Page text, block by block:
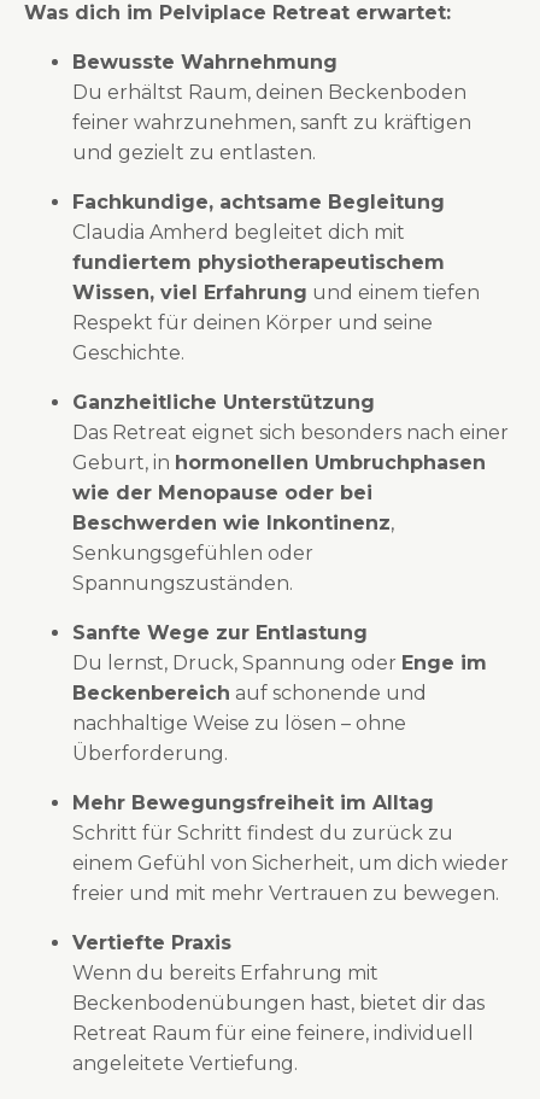
Was dich im Pelviplace Retreat erwartet:
Bewusste Wahrnehmung
Du erhältst Raum, deinen Beckenboden
feiner wahrzunehmen, sanft zu kräftigen
und gezielt zu entlasten.
Fachkundige, achtsame Begleitung
Claudia Amherd begleitet dich mit
fundiertem physiotherapeutischem
Wissen, viel Erfahrung und einem tiefen
Respekt für deinen Körper und seine
Geschichte.
Ganzheitliche Unterstützung
Das Retreat eignet sich besonders nach einer
Geburt, in hormonellen Umbruchphasen
wie der Menopause oder bei
Beschwerden wie Inkontinenz,
Senkungsgefühlen oder
Spannungszuständen.
Sanfte Wege zur Entlastung
Du lernst, Druck, Spannung oder Enge im
Beckenbereich auf schonende und
nachhaltige Weise zu lösen – ohne
Überforderung.
Mehr Bewegungsfreiheit im Alltag
Schritt für Schritt findest du zurück zu
einem Gefühl von Sicherheit, um dich wieder
freier und mit mehr Vertrauen zu bewegen.
Vertiefte Praxis
Wenn du bereits Erfahrung mit
Beckenbodenübungen hast, bietet dir das
Retreat Raum für eine feinere, individuell
angeleitete Vertiefung.